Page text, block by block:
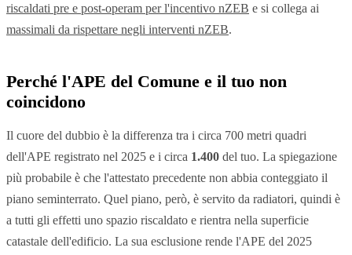
riscaldati pre e post-operam per l'incentivo nZEB e si collega ai
massimali da rispettare negli interventi nZEB.
Perché l'APE del Comune e il tuo non
coincidono
Il cuore del dubbio è la differenza tra i circa 700 metri quadri
dell'APE registrato nel 2025 e i circa 1.400 del tuo. La spiegazione
più probabile è che l'attestato precedente non abbia conteggiato il
piano seminterrato. Quel piano, però, è servito da radiatori, quindi è
a tutti gli effetti uno spazio riscaldato e rientra nella superficie
catastale dell'edificio. La sua esclusione rende l'APE del 2025